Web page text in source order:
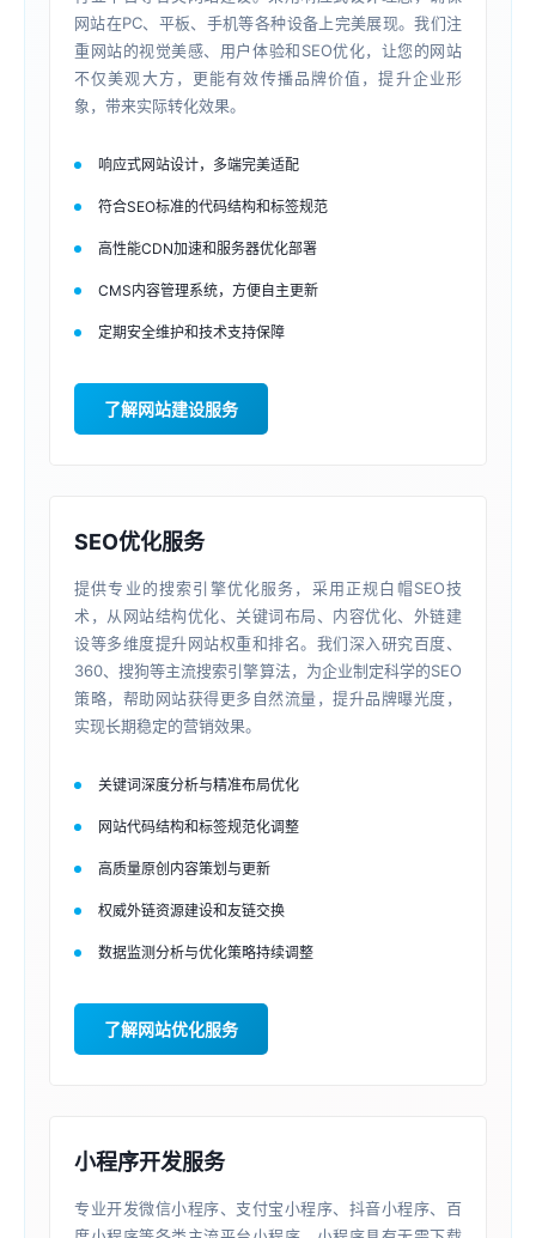
网站在PC、平板、手机等各种设备上完美展现。我们注
重网站的视觉美感、用户体验和SEO优化，让您的网站
不仅美观大方，更能有效传播品牌价值，提升企业形
象，带来实际转化效果。
响应式网站设计，多端完美适配
符合SEO标准的代码结构和标签规范
高性能CDN加速和服务器优化部署
CMS内容管理系统，方便自主更新
定期安全维护和技术支持保障
了解网站建设服务
SEO优化服务
提供专业的搜索引擎优化服务，采用正规白帽SEO技
术，从网站结构优化、关键词布局、内容优化、外链建
设等多维度提升网站权重和排名。我们深入研究百度、
360、搜狗等主流搜索引擎算法，为企业制定科学的SEO
策略，帮助网站获得更多自然流量，提升品牌曝光度，
实现长期稳定的营销效果。
关键词深度分析与精准布局优化
网站代码结构和标签规范化调整
高质量原创内容策划与更新
权威外链资源建设和友链交换
数据监测分析与优化策略持续调整
了解网站优化服务
小程序开发服务
专业开发微信小程序、支付宝小程序、抖音小程序、百